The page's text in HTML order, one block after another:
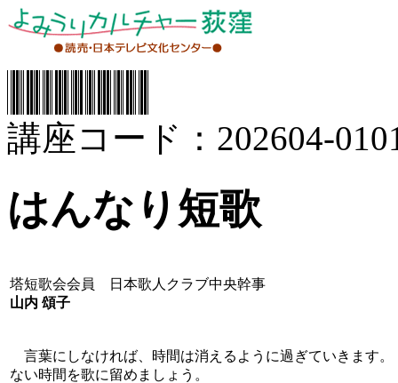
講座コード：202604-
はんなり短歌
塔短歌会会員 日本歌人クラブ中央幹事
山内 頌子
言葉にしなければ、時間は消えるように過ぎていきます
ない時間を歌に留めましょう。